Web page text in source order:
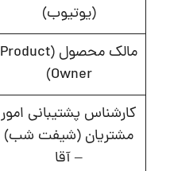
(یوتیوب)
مالک محصول (Product
Owner)
کارشناس پشتیبانی امور
مشتریان (شیفت شب)
– آقا